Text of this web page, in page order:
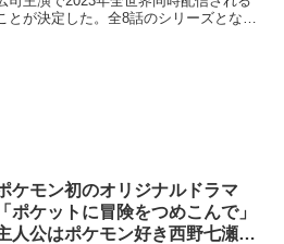
とが決定した。全8話のシリーズとなる
ケモン初のオリジナルドラマ
「ポケットに冒険をつめこんで」
人公はポケモン好き西野七瀬に